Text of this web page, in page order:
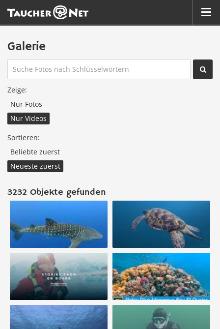
Galerie

Zeige:
Nur Fotos
Nur Videos
Sortieren:
Beliebte zuerst
Neueste zuerst
3232 Objekte gefunden